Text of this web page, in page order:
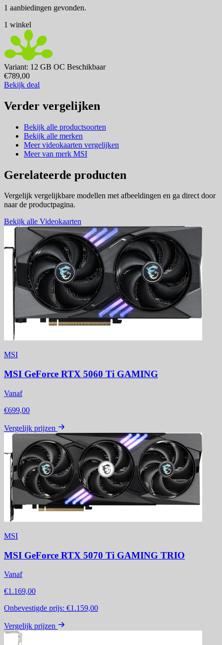
1 aanbiedingen gevonden.
1 winkel
Variant: 12 GB OC Beschikbaar
€789,00
Bekijk deal
Verder vergelijken
Bekijk alle productsoorten
Bekijk alle merken
Meer videokaarten vergelijken
Meer van merk MSI
Gerelateerde producten
Vergelijk vergelijkbare modellen met afbeeldingen en ga direct door
naar de productpagina.
Bekijk alle Videokaarten
MSI
MSI GeForce RTX 5060 Ti GAMING
Vanaf
€699,00
Vergelijk prijzen
MSI
MSI GeForce RTX 5070 Ti GAMING TRIO
Vanaf
€1.169,00
Onbevestigde prijs: €1.159,00
Vergelijk prijzen